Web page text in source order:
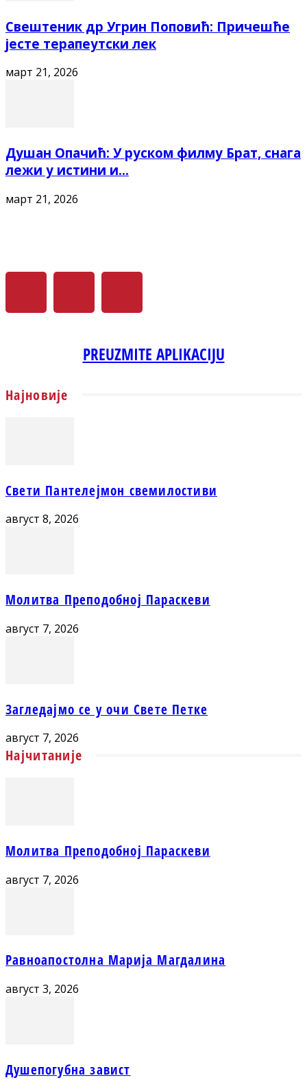
Свештеник др Угрин Поповић: Причешће
јесте терапеутски лек
март 21, 2026
Душан Опачић: У руском филму Брат, снага
лежи у истини и...
март 21, 2026
PREUZMITE APLIKACIJU
Најновије
Свети Пантелејмон свемилостиви
август 8, 2026
Молитва Преподобној Параскеви
август 7, 2026
Загледајмо се у очи Свете Петке
август 7, 2026
Најчитаније
Молитва Преподобној Параскеви
август 7, 2026
Равноапостолна Марија Магдалина
август 3, 2026
Душепогубна завист